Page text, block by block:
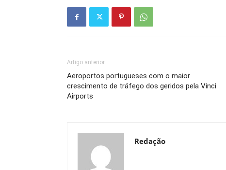
Artigo anterior
Aeroportos portugueses com o maior
crescimento de tráfego dos geridos pela Vinci
Airports
Redação